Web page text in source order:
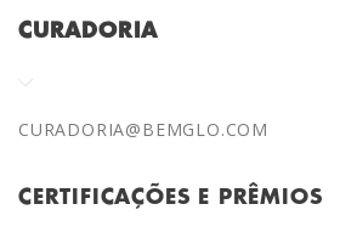
CURADORIA
CURADORIA@BEMGLO.COM
CERTIFICAÇÕES E PRÊMIOS